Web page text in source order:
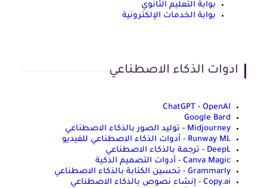
بوابة التعليم الثانوي
بوابة الخدمات الإلكترونية
ادوات الذكاء الاصطناعي
ChatGPT - OpenAI
Google Bard
Midjourney - توليد الصور بالذكاء الاصطناعي
Runway ML - أدوات الذكاء الاصطناعي للفيديو
DeepL - ترجمة بالذكاء الاصطناعي
Canva Magic - أدوات التصميم الذكية
Grammarly - تحسين الكتابة بالذكاء الاصطناعي
Copy.ai - إنشاء نصوص بالذكاء الاصطناعي